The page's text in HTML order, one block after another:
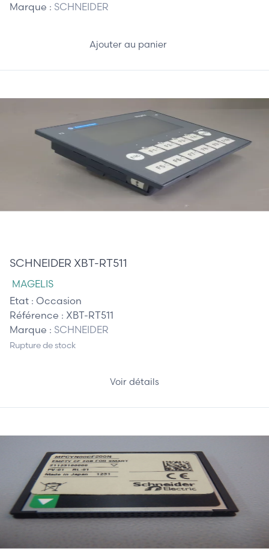
Marque : SCHNEIDER
Ajouter au panier
SCHNEIDER XBT-RT511
MAGELIS
Etat : Occasion
Référence : XBT-RT511
Marque : SCHNEIDER
Rupture de stock
Voir détails